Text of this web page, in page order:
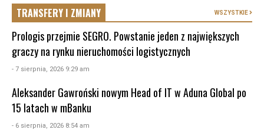
TRANSFERY I ZMIANY WSZYSTKIE
Prologis przejmie SEGRO. Powstanie jeden z największych
graczy na rynku nieruchomości logistycznych
- 7 sierpnia, 2026 9:29 am
Aleksander Gawroński nowym Head of IT w Aduna Global po
15 latach w mBanku
- 6 sierpnia, 2026 8:54 am